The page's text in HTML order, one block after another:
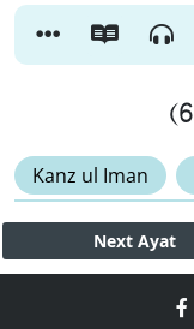
Kanz ul Iman
Next Ayat